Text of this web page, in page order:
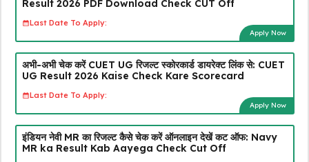
Result 2026 PDF Download Check CUT Off
Last Date To Apply:
Apply Now
अभी-अभी चेक करें CUET UG रिजल्ट स्कोरकार्ड डायरेक्ट लिंक से: CUET
UG Result 2026 Kaise Check Kare Scorecard
Last Date To Apply:
Apply Now
इंडियन नेवी MR का रिजल्ट कैसे चेक करें ऑनलाइन देखें कट ऑफ: Navy
MR ka Result Kab Aayega Check Cut Off